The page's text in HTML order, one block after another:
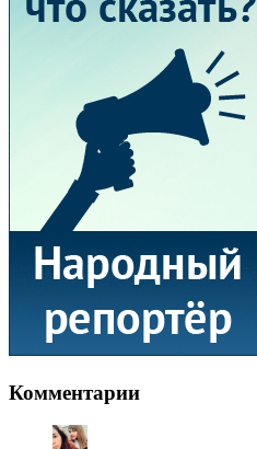
Комментарии